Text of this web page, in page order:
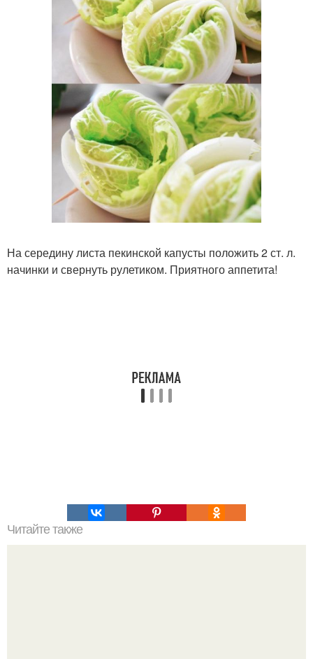
На середину листа пекинской капусты положить 2 ст. л.
начинки и свернуть рулетиком. Приятного аппетита!
Читайте также